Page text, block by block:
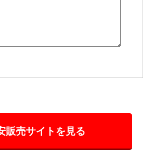
販売サイトを見る